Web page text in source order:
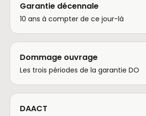
Garantie décennale
10 ans à compter de ce jour-là
Dommage ouvrage
Les trois périodes de la garantie DO
DAACT